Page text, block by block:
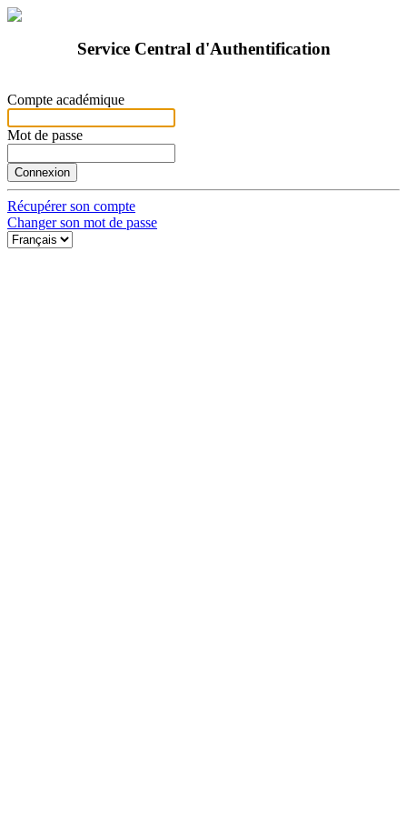
Service Central d'Authentification
Compte académique
Mot de passe
Récupérer son compte
Changer son mot de passe